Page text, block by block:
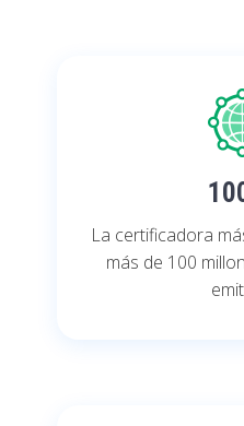
La certificadora
más de 100